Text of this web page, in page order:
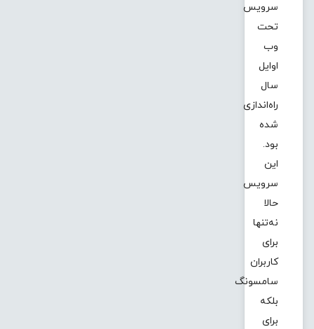
سرویس
تحت
وب
اوایل
سال
راه‌اندازی
شده
بود.
این
سرویس
حالا
نه‌تنها
برای
کاربران
سامسونگ
بلکه
برای